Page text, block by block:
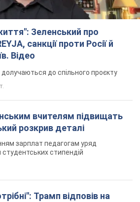
Зеленський про
санкції проти Росії й
Відео
до спільного проєкту
вчителям підвищать
розкрив деталі
зарплат педагогам уряд
стипендій
Трамп відповів на